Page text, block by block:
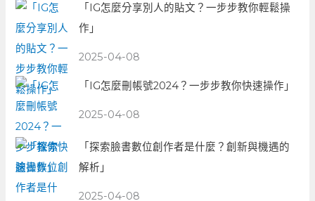
「IG怎麼分享別人的貼文？一步步教你輕鬆操
作」
2025-04-08
「IG怎麼刪帳號2024？一步步教你快速操作」
2025-04-08
「探索臉書數位創作者是什麼？創新與機遇的
解析」
2025-04-08